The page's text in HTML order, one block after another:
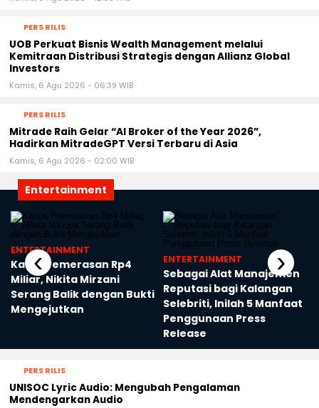
PERS RILIS
UOB Perkuat Bisnis Wealth Management melalui
Kemitraan Distribusi Strategis dengan Allianz Global
Investors
Kamis, 6 Agu 2026 - 06:39 WIB
PERS RILIS
Mitrade Raih Gelar “AI Broker of the Year 2026”,
Hadirkan MitradeGPT Versi Terbaru di Asia
Kamis, 6 Agu 2026 - 02:00 WIB
Entertainment
ENTERTAINMENT
Kasus Pemerasan Rp4
Miliar, Nikita Mirzani
Serang Balik dengan Bukti
Mengejutkan
ENTERTAINMENT
Sebagai Alat Manajemen
Reputasi bagi Kalangan
Selebriti, Inilah 5 Manfaat
Penggunaan Press
Release
‹ ›
PERS RILIS
UNISOC Lyric Audio: Mengubah Pengalaman
Mendengarkan Audio